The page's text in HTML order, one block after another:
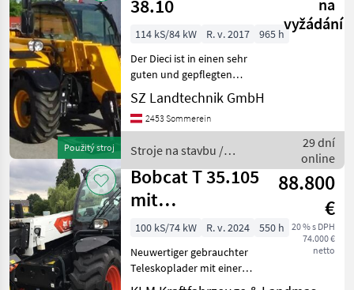
Použitý stroj
38.10
na
vyžádání
114 kS/84 kW R. v. 2017
965 h
Der Dieci ist in einen sehr
guten und gepflegten
Zustand. Jederzeit ist eine
Besichtigung bei uns
persönlich möglich.
zablokovať nástroje
SZ Landtechnik GmbH
2453 Sommerein
Stroje na stavbu /
Dieci
29 dní
online
Bobcat T 35.105
mit
Nivauausgleich
88.800
€
20 % s DPH
74.000 €
netto
100 kS/74 kW R. v. 2024
550 h
Neuwertiger gebrauchter
Teleskoplader mit einer
Hubhöhe von 10, 3m und